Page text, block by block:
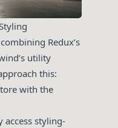
Redux’s
utility
this:
with the
access styling-